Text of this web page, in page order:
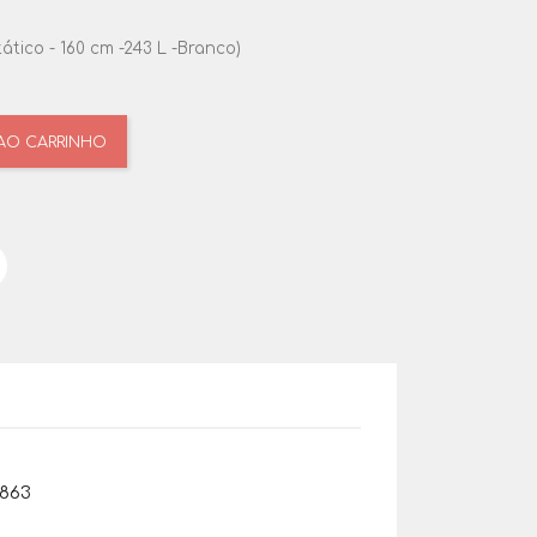
- 160 cm -243 L -Branco)
CARRINHO